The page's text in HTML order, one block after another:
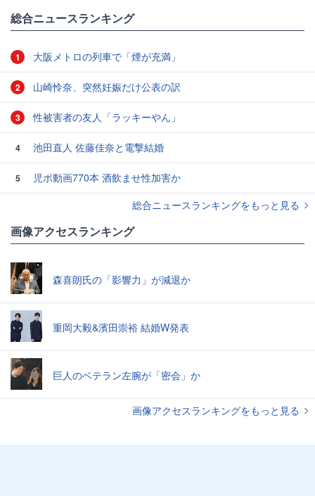
総合ニュースランキング
1 大阪メトロの列車で「煙が充満」
2 山崎怜奈、突然妊娠だけ公表の訳
3 性被害者の友人「ラッキーやん」
4 池田直人 佐藤佳奈と電撃結婚
5
児ポ動画770本 酒飲ませ性加害か
総合ニュースランキングをもっと見る
画像アクセスランキング
森喜朗氏の「影響力」が減退か
重岡大毅&濱田崇裕 結婚W発表
巨人のベテラン左腕が「密会」か
画像アクセスランキングをもっと見る